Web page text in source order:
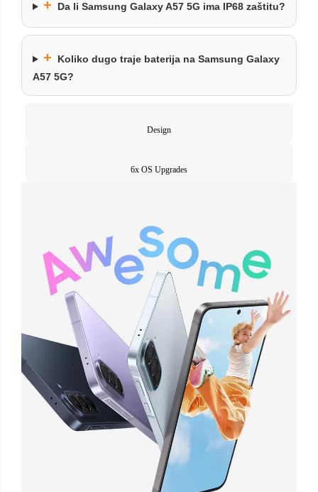
+ Da li Samsung Galaxy A57 5G ima IP68 zaštitu?
+
Koliko dugo traje baterija na Samsung Galaxy
A57 5G?
Design
6x OS Upgrades